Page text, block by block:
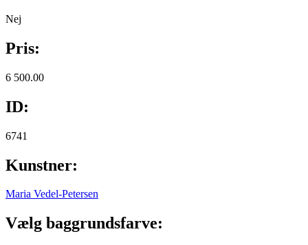
Nej
Pris:
6 500.00
ID:
6741
Kunstner:
Maria Vedel-Petersen
Vælg baggrundsfarve: